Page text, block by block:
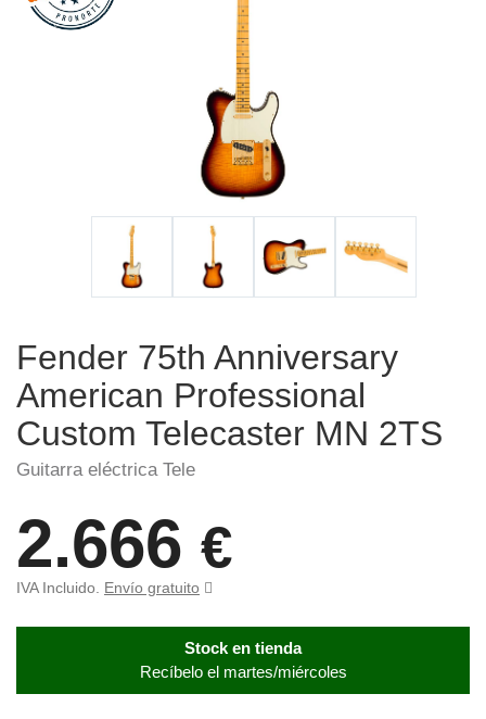
Fender 75th Anniversary
American Professional
Custom Telecaster MN 2TS
Guitarra eléctrica Tele
2.666 €
IVA Incluido. Envío gratuito
Stock en tienda
Recíbelo el martes/miércoles